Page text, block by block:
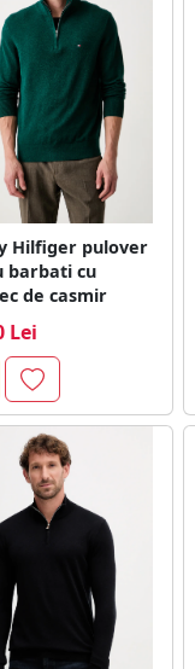
Hilfiger pulover
barbati cu
de casmir
Lei